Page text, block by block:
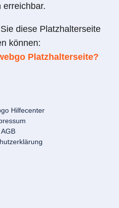
erreichbar.
diese Platzhalterseite
können:
Platzhalterseite?
Hilfecenter
AGB